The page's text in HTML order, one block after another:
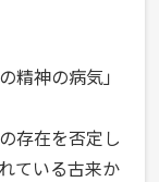
精神の病気」
存在を否定し
ている古来か